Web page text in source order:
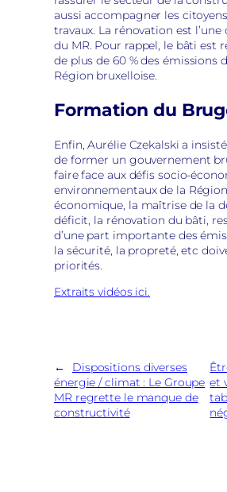
aussi accompagner les
travaux. La rénovation est
du MR. Pour rappel, le bâti est
de plus de 60 % des émissions
Région bruxelloise.
Formation du
Enfin, Aurélie Czekalski a
de former un gouvernement
faire face aux défis socio-
environnementaux de la
économique, la maîtrise de la
déficit, la rénovation du bâti,
d’une part importante des
la sécurité, la propreté,etc
priorités.
Extraits vidéos ici.
←
Dispositions diverses
énergie / climat : Le Groupe
MR regrette le manque de
constructivité
et